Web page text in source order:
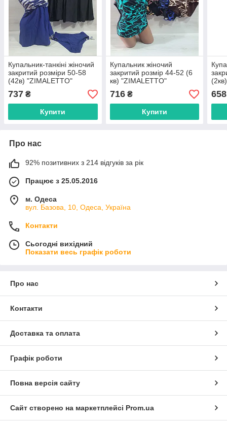
Купальник-танкіні жіночий
закритий розміри 50-58
(42в) "ZIMALETTO"
недорого від прямого
постачальника
737 ₴
Купити
Купальник жіночий
закритий розмір 44-52 (6
кв) "ZIMALETTO"
недорого від прямого
постачальника
716₴
Купити
658
Про нас
92% позитивних з 214 відгуків за рік
Працює з 25.05.2016
м. Одеса
вул. Базова, 10, Одеса, Україна
Контакти
Сьогодні вихідний
Показати весь графік роботи
Про нас
Контакти
Доставка та оплата
Графік роботи
Повна версія сайту
Сайт створено на маркетплейсі Prom.ua